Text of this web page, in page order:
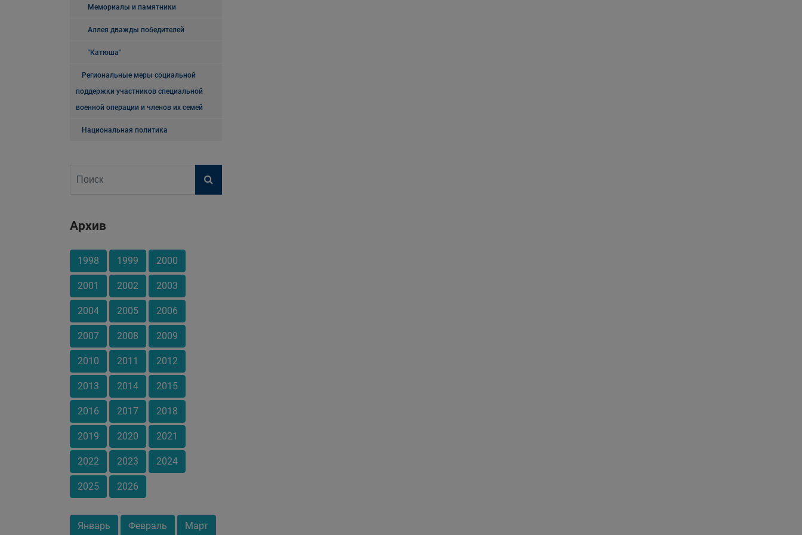
Мемориалы и памятники
Аллея дважды победителей
"Катюша"
Региональные меры социальной
поддержки участников специальной
военной операции и членов их семей
Национальная политика
Архив
1998 1999 2000
2001 2002 2003
2004 2005 2006
2007 2008 2009
2010 2011 2012
2013 2014 2015
2016 2017 2018
2019 2020 2021
2022 2023 2024
2025 2026
Январь Февраль Март